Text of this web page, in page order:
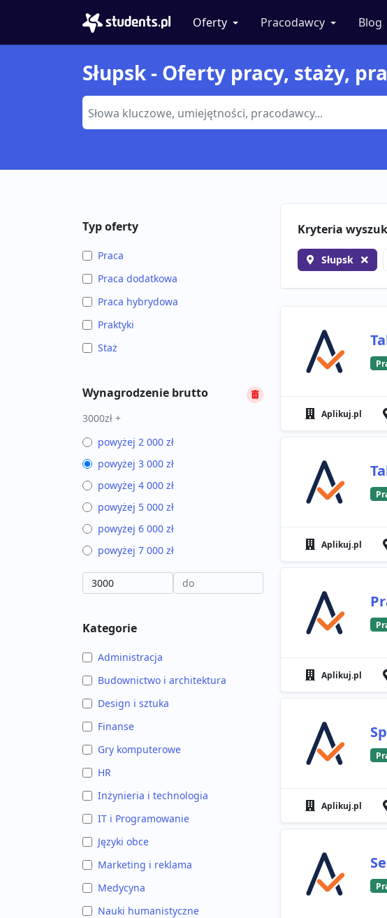
Oferty Pracodawcy Blog
Słupsk - Oferty pracy, staży,
Typ oferty
Praca
Praca dodatkowa
Praca hybrydowa
Praktyki
Staż
Wynagrodzenie brutto
3000zł +
powyżej 2 000 zł
powyżej 3 000 zł
powyżej 4 000 zł
powyżej 5 000 zł
powyżej 6 000 zł
powyżej 7 000 zł
Kategorie
Administracja
Budownictwo i architektura
Design i sztuka
Finanse
Gry komputerowe
HR
Inżynieria i technologia
IT i Programowanie
Języki obce
Marketing i reklama
Medycyna
Nauki humanistyczne
Kryteria
Słupsk
Aplikuj.pl
Aplikuj.pl
Aplikuj.pl
Aplikuj.pl